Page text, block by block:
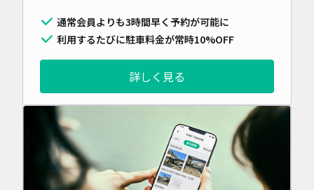
通常会員よりも3時間早く予約が可能に
利用するたびに駐車料金が常時10%OFF
詳しく見る